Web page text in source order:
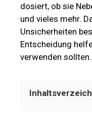
dosiert, ob sie
und vieles mehr.
Unsicherheiten
Entscheidung
verwenden sollten.